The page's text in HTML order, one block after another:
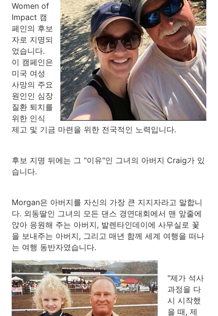
Women of
Impact 캠
페인의 후보
자로 지명되
었습니다.
이 캠페인은
미국 여성
사망의 주요
원인인 심장
질환 퇴치를
위한 인식
제고 및 기금 마련을 위한 전국적인 노력입니다.
후보 지명 뒤에는 그 "이유"인 그녀의 아버지 Craig가 있
습니다.
Morgan은 아버지를 자신의 가장 큰 지지자라고 말합니
다. 외동딸인 그녀의 모든 댄스 경연대회에서 맨 앞줄에
앉아 응원해 주는 아버지, 발렌타인데이에 사무실로 꽃
을 보내주는 아버지, 그리고 매년 함께 세계 여행을 떠나
는 여행 동반자였습니다.
"제가 석사
과정을 다
시 시작했
을 때, 제